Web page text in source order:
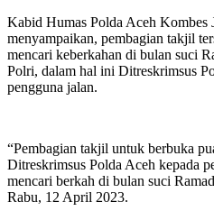
Kabid Humas Polda Aceh Kombes
menyampaikan, pembagian takjil
mencari keberkahan di bulan suci
Polri, dalam hal ini Ditreskrimsus
pengguna jalan.
“Pembagian takjil untuk berbuka
Ditreskrimsus Polda Aceh kepada
mencari berkah di bulan suci
Rabu, 12 April 2023.